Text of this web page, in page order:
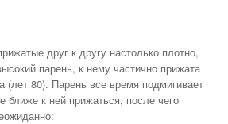
друг к другу настолько плотно,
парень, к нему частично прижата
(лет 80). Парень все время подмигивает
ближе к ней прижаться, после чего